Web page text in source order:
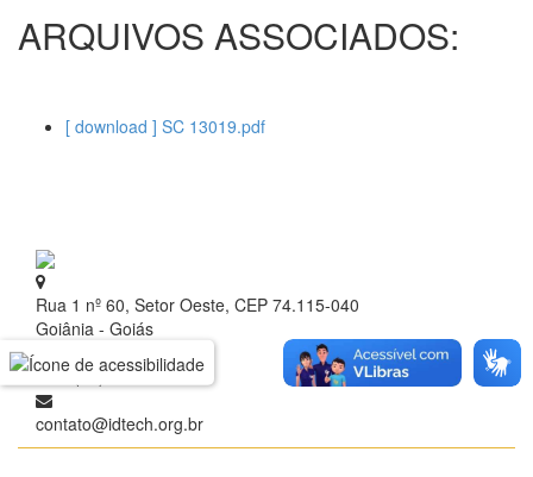
ARQUIVOS ASSOCIADOS:
[ download ] SC 13019.pdf
Rua 1 nº 60, Setor Oeste, CEP 74.115-040
Goiânia - Goiás
+ 55 (62) 3209.9700
contato@idtech.org.br